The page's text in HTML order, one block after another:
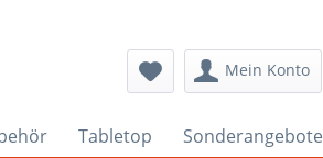
Mein Konto
Tabletop Sonderangebote